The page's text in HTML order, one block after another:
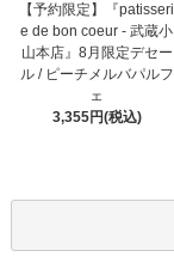
【予約限定】『patisseri
e de bon coeur - 武蔵小
山本店』8月限定デセー
ル / ピーチメルバパルフ
ェ
3,355円(税込)